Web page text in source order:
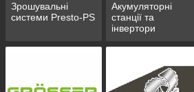
Зрошувальні
системи Presto-PS
Акумуляторні
станції та
інвертори
живлення Edon